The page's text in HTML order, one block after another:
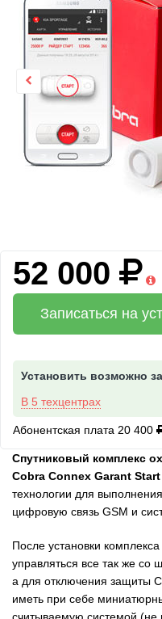
52 000
Записаться на
Установить возможно
В 5 техцентрах
Абонентская плата 20 400
Спутниковый комплекс
Cobra Connex Garant Start
технологии для
цифровую связь GSM и
После установки
управляться все так же со
а для отключения защиты
иметь при себе